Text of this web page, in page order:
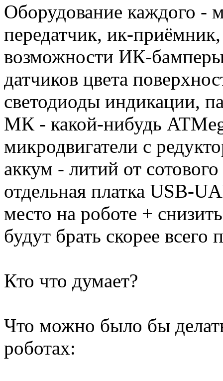
Оборудование каждого -
передатчик, ик-
возможности ИК-
датчиков цвета
светодиоды индикации,
МК - какой-нибудь
микродвигатели с
аккум - литий от
отдельная платка USB-
место на роботе +
будут брать скорее всего
Кто что думает?
Что можно было бы
роботах: